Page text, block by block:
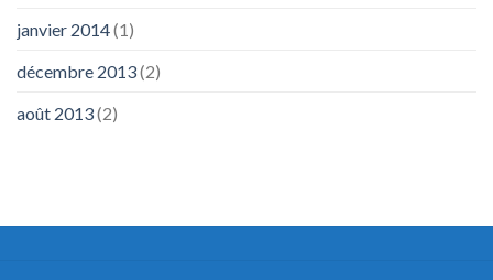
janvier 2014(1)
décembre 2013(2)
août 2013(2)